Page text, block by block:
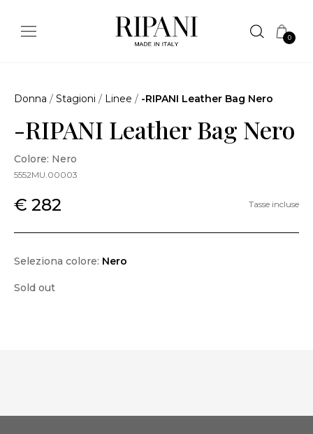
0
Donna / Stagioni / Linee / -RIPANI Leather Bag Nero
-RIPANI Leather Bag Nero
Colore: Nero
5552MU.00003
€ 282 Tasse incluse
Seleziona colore: Nero
Sold out